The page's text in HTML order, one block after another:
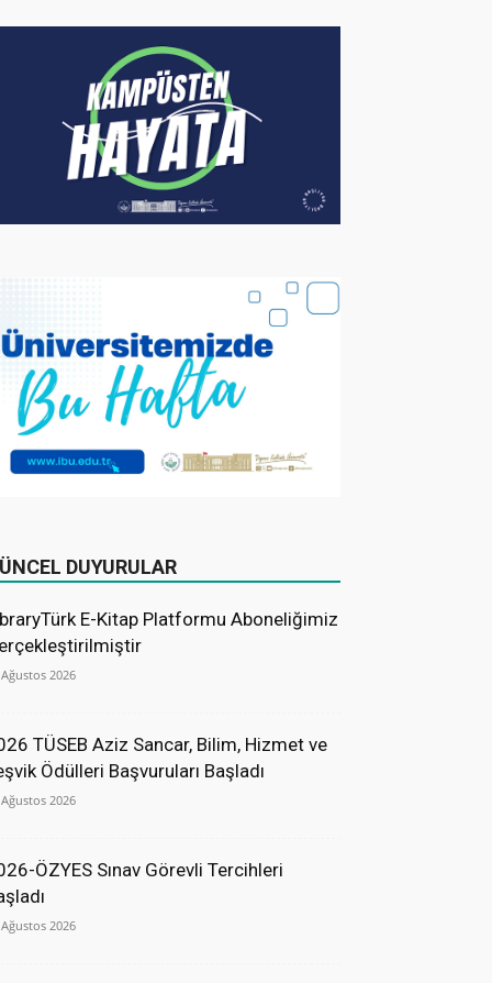
DUYURULAR
E-Kitap Platformu Aboneliğimiz
2026
TÜSEB Aziz Sancar, Bilim, Hizmet ve
Ödülleri Başvuruları Başladı
2026
ÖZYES Sınav Görevli Tercihleri
2026